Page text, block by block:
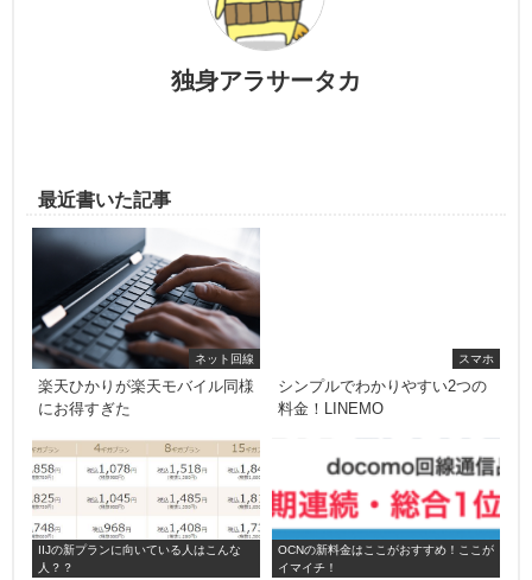
独身アラサータカ
最近書いた記事
ネット回線
楽天ひかりが楽天モバイル同様
にお得すぎた
スマホ
シンプルでわかりやすい2つの
料金！LINEMO
IIJの新プランに向いている人はこんな
人？？
OCNの新料金はここがおすすめ！ここが
イマイチ！